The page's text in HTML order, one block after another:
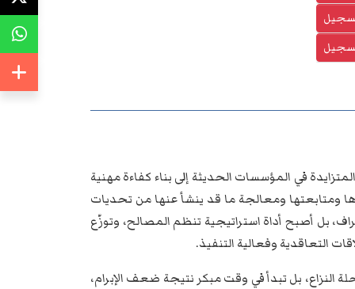
في المؤسسات الحديثة إلى بناء كفاءة مهنية
ومتابعتها ومعالجة ما قد ينشأ عنها من تحديات
بل أصبح أداة استراتيجية تنظم المصالح، وتوزّع
التعاقدية وفعالية التنفيذ.
النزاع، بل تبدأ في وقت مبكر نتيجة ضعف الإبرام،